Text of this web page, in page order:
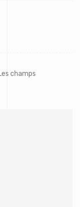
champs